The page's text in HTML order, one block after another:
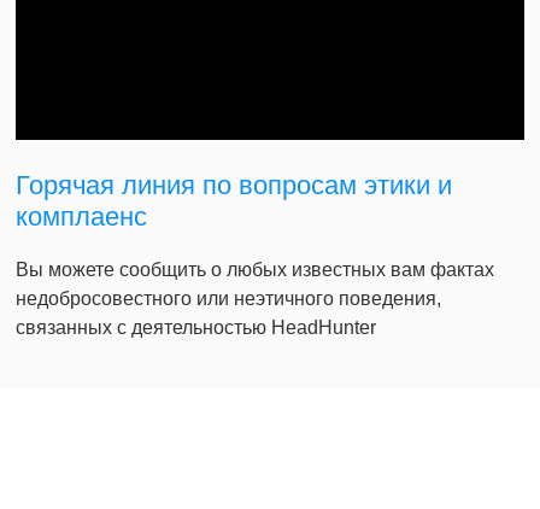
Горячая линия по вопросам этики и
комплаенс
Вы можете сообщить о любых известных вам фактах
недобросовестного или неэтичного поведения,
связанных с деятельностью HeadHunter